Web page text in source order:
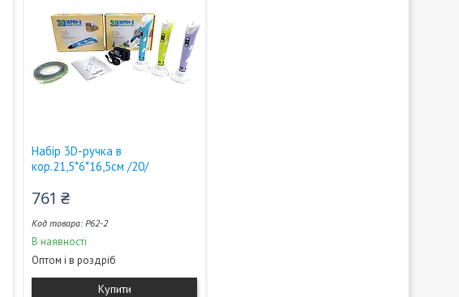
Набір 3D-ручка в
кор.21,5*6*16,5см /20/
761 ₴
P62-2
В наявності
Оптом і в роздріб
Купити